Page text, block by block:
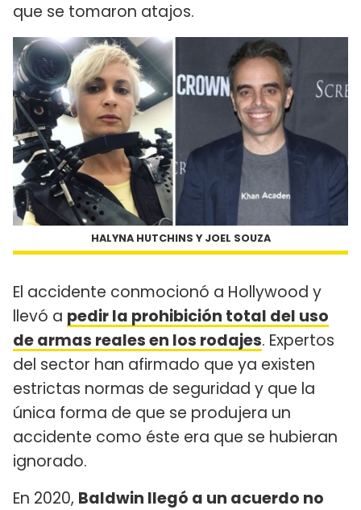
que se tomaron atajos.
HALYNA HUTCHINS Y JOEL SOUZA
El accidente conmocionó a Hollywood y
llevó a pedir la prohibición total del uso
de armas reales en los rodajes. Expertos
del sector han afirmado que ya existen
estrictas normas de seguridad y que la
única forma de que se produjera un
accidente como éste era que se hubieran
ignorado.
En 2020, Baldwin llegó a un acuerdo no